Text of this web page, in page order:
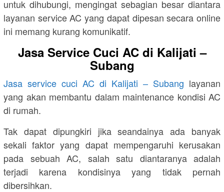
untuk dihubungi, mengingat sebagian besar diantara
layanan service AC yang dapat dipesan secara online
ini memang kurang komunikatif.
Jasa Service Cuci AC di Kalijati –
Subang
Jasa service cuci AC di Kalijati – Subang layanan
yang akan membantu dalam maintenance kondisi AC
di rumah.
Tak dapat dipungkiri jika seandainya ada banyak
sekali faktor yang dapat mempengaruhi kerusakan
pada sebuah AC, salah satu diantaranya adalah
terjadi karena kondisinya yang tidak pernah
dibersihkan.